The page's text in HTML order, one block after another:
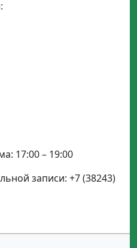
17:00 – 19:00
записи: +7 (38243)